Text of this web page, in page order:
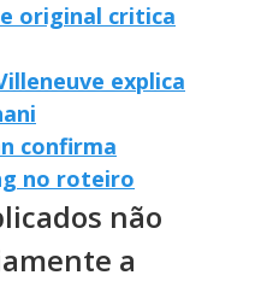
original critica
explica
confirma
no roteiro
não
a